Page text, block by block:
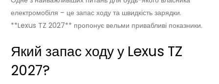
електромобіля – це запас ходу та швидкість зарядки.
**Lexus TZ 2027** пропонує вельми привабливі показники.
Який запас ходу у Lexus TZ
2027?